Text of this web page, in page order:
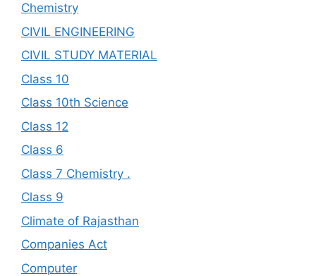
Chemistry
CIVIL ENGINEERING
CIVIL STUDY MATERIAL
Class 10
Class 10th Science
Class 12
Class 6
Class 7 Chemistry .
Class 9
Climate of Rajasthan
Companies Act
Computer